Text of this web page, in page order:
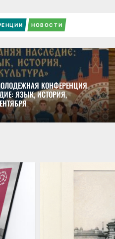
НОВОСТИ
КОНФЕРЕНЦИЯ
ЯЗЫК, ИСТОРИЯ,